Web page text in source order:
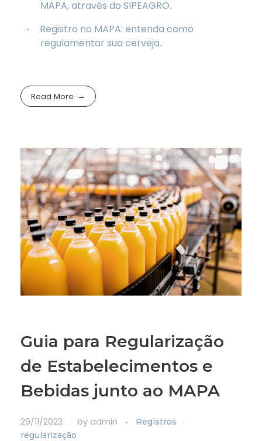
MAPA,através do SIPEAGRO.
·
Registro no MAPA: entenda como
regulamentar sua cerveja.
Read More
Guia para Regularização
de Estabelecimentos e
Bebidas junto ao MAPA
29/11/2023 by admin
Registros
regularização